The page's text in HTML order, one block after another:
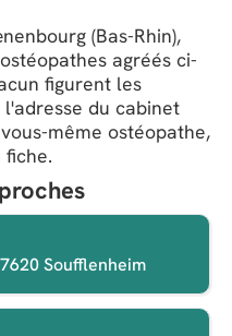
(Bas-Rhin),
agréés ci-
figurent les
du cabinet
même ostéopathe,
Soufflenheim